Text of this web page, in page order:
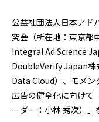
公益社団法人日本アド
究会（所在地：東京都
Integral Ad Science
DoubleVerify Japan株
Data Cloud）、モメン
広告の健全化に向けて
ーダー：小林 秀次）」